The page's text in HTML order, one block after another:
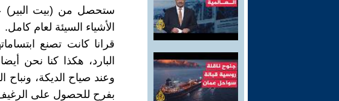
ستحصل من (بيت البير)
الأشياء السيئة لعام كامل.
قرانا كانت تصنع
البارد، هكذا كنا نحن
وعند صياح الديكة، ونباح
بفرح للحصول على